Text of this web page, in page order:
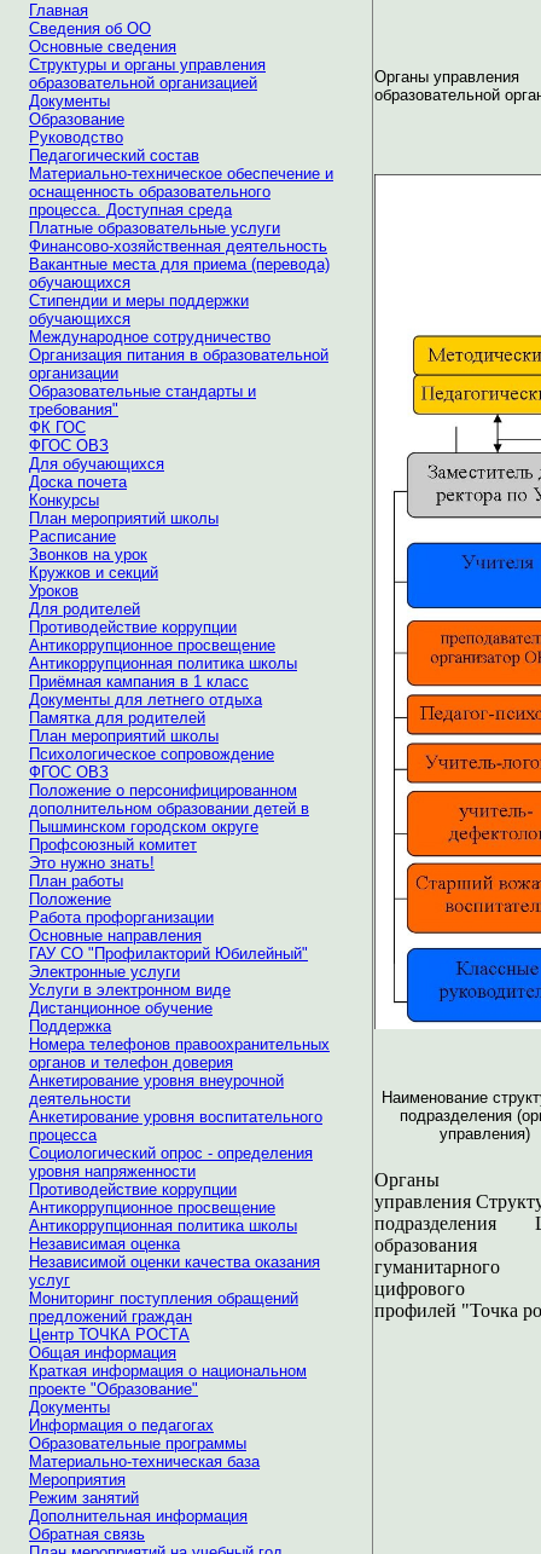
Главная
Сведения об ОО
Основные сведения
Структуры и органы управления
образовательной организацией
Документы
Образование
Руководство
Педагогический состав
Материально-техническое обеспечение и
оснащенность образовательного
процесса. Доступная среда
Платные образовательные услуги
Финансово-хозяйственная деятельность
Вакантные места для приема (перевода)
обучающихся
Стипендии и меры поддержки
обучающихся
Международное сотрудничество
Организация питания в образовательной
организации
Образовательные стандарты и
требования"
ФК ГОС
ФГОС ОВЗ
Для обучающихся
Доска почета
Конкурсы
План мероприятий школы
Расписание
Звонков на урок
Кружков и секций
Уроков
Для родителей
Противодействие коррупции
Антикоррупционное просвещение
Антикоррупционная политика школы
Приёмная кампания в 1 класс
Документы для летнего отдыха
Памятка для родителей
План мероприятий школы
Психологическое сопровождение
ФГОС ОВЗ
Положение о персонифицированном
дополнительном образовании детей в
Пышминском городском округе
Профсоюзный комитет
Это нужно знать!
План работы
Положение
Работа профорганизации
Основные направления
ГАУ СО "Профилакторий Юбилейный"
Электронные услуги
Услуги в электронном виде
Дистанционное обучение
Поддержка
Номера телефонов правоохранительных
органов и телефон доверия
Анкетирование уровня внеурочной
деятельности
Анкетирование уровня воспитательного
процесса
Социологический опрос - определения
уровня напряженности
Противодействие коррупции
Антикоррупционное просвещение
Антикоррупционная политика школы
Независимая оценка
Независимой оценки качества оказания
услуг
Мониторинг поступления обращений
предложений граждан
Центр ТОЧКА РОСТА
Общая информация
Краткая информация о национальном
проекте "Образование"
Документы
Информация о педагогах
Образовательные программы
Материально-техническая база
Мероприятия
Режим занятий
Дополнительная информация
Обратная связь
Органы управления
образовательной
Наименование
подразделения
управления)
Органы
управления
подразделения
образования
цифрового
профилей "Точка